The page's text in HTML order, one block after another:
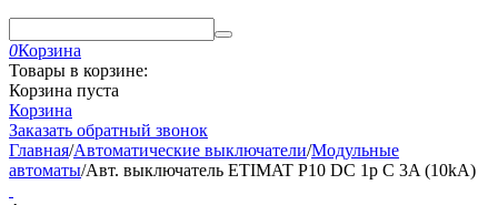
0Корзина
Товары в корзине:
Корзина пуста
Корзина
Заказать обратный звонок
Главная/Автоматические выключатели/Модульные
автоматы/Авт. выключатель ETIMAT P10 DC 1p C 3A (10kA)